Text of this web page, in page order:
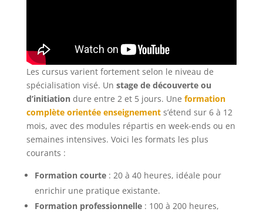
Les cursus varient fortement selon le niveau de
spécialisation visé. Un stage de découverte ou
d’initiationdure entre 2 et 5 jours. Une formation
complète orientée enseignement s’étend sur 6 à 12
mois, avec des modules répartis en week-ends ou en
semaines intensives. Voici les formats les plus
courants :
Formation courte: 20 à 40 heures, idéale pour
enrichir une pratique existante.
Formation professionnelle: 100 à 200 heures,